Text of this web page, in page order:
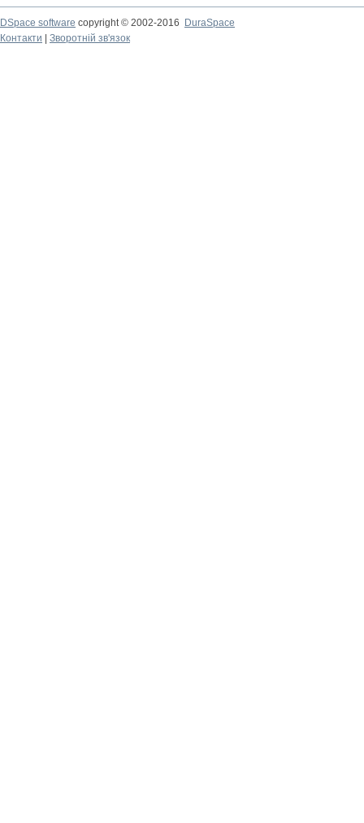
DSpace software copyright © 2002-2016
DuraSpace
Контакти
Зворотній зв'язок